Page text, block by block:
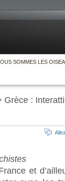
SOMMES LES
Grèce :
et